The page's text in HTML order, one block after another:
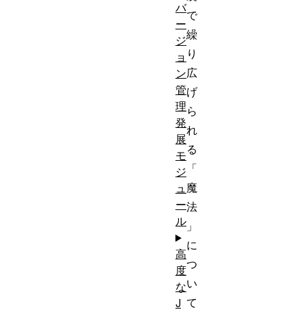
で
繰
り
広
げ
ら
れ
る
「
魔
法
」
に
つ
い
て
バ
ー
ジ
ョ
ン
管
理
発
展
モ
ジ
ュ
ー
ル
高
度
な
J